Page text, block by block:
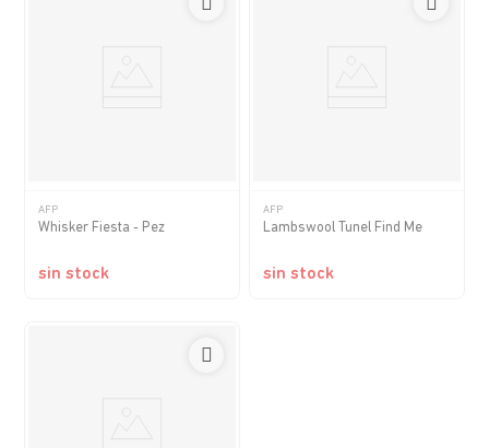
AFP
Whisker Fiesta - Pez
sin stock
AFP
Lambswool Tunel Find Me
sin stock